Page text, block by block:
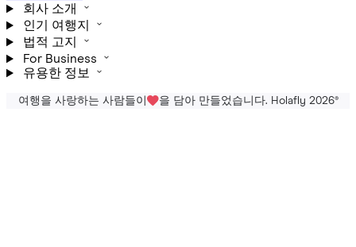
회사 소개
인기 여행지
법적 고지
For Business
유용한 정보
여행을 사랑하는 사람들이 을 담아 만들었습니다. Holafly 2026®